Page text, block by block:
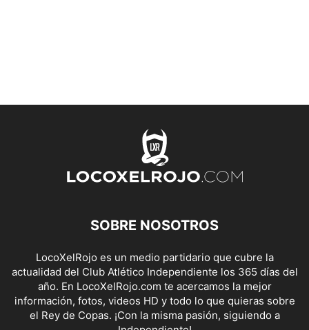
SOBRE NOSOTROS
LocoXelRojo es un medio partidario que cubre la
actualidad del Club Atlético Independiente los 365 días del
año. En LocoXelRojo.com te acercamos la mejor
información, fotos, videos HD y todo lo que quieras sobre
el Rey de Copas. ¡Con la misma pasión, siguiendo a